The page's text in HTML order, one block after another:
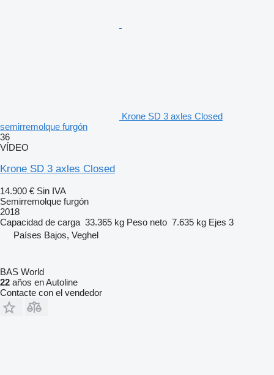
Krone SD 3 axles Closed
semirremolque furgón
36
VÍDEO
Krone SD 3 axles Closed
14.900 € Sin IVA
Semirremolque furgón
2018
Capacidad de carga 33.365 kg Peso neto 7.635 kg Ejes 3
Países Bajos, Veghel
BAS World
22 años en Autoline
Contacte con el vendedor